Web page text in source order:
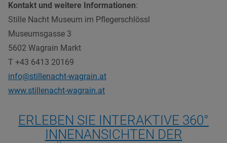
Kontakt und weitere Informationen:
Stille Nacht Museum im Pflegerschlössl
Museumsgasse 3
5602 Wagrain Markt
T +43 6413 20169
info@stillenacht-wagrain.at
www.stillenacht-wagrain.at
ERLEBEN SIE INTERAKTIVE 360°
INNENANSICHTEN DER